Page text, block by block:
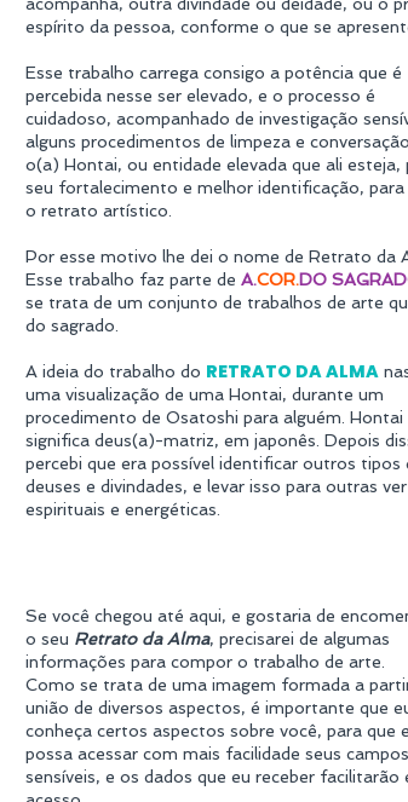
acompanha, outra divindade ou deidade, ou o
espírito da pessoa, conforme o que se
Esse trabalho carrega consigo a potência que é
percebida nesse ser elevado, e o processo é
cuidadoso, acompanhado de investigação
alguns procedimentos de limpeza e
o(a) Hontai, ou entidade elevada que ali esteja,
seu fortalecimento e melhor identificação,
o retrato artístico.
Por esse motivo lhe dei o nome de Retrato da
Esse trabalho faz parte de A.COR.DO
se trata de um conjunto de trabalhos de arte
do sagrado.
A ideia do trabalho do RETRATO DA ALMA
uma visualização de uma Hontai, durante um
procedimento de Osatoshi para alguém. Hontai
significa deus(a)-matriz, em japonês. Depois
percebi que era possível identificar outros tipos
deuses e divindades, e levar isso para outras
espirituais e energéticas.
Se você chegou até aqui, e gostaria de
o seu Retrato da Alma, precisarei de algumas
informações para compor o trabalho de arte.
Como se trata de uma imagem formada a
união de diversos aspectos, é importante que
conheça certos aspectos sobre você, para que
possa acessar com mais facilidade seus campos
sensíveis, e os dados que eu receber facilitarão